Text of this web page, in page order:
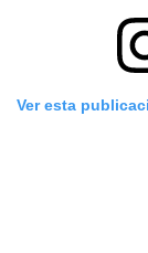
Ver esta